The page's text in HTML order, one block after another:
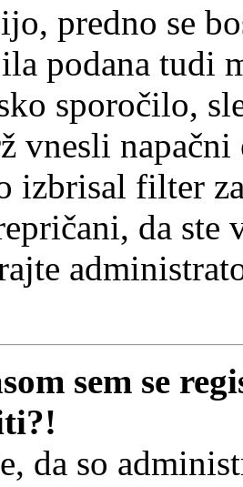
predno se
podana tudi
sporočilo,
vnesli
izbrisal filter
da
sem se
da so